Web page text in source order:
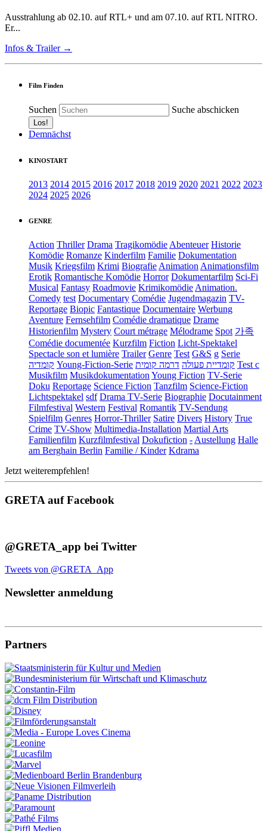
Ausstrahlung ab 02.10. auf RTL+ und am 07.10. auf RTL NITRO.
Er...
Infos & Trailer →
Film Finden
Suchen Suche abschicken
Demnächst
KINOSTART
2013 2014 2015 2016 2017 2018 2019 2020 2021 2022 2023
2024 2025 2026
GENRE
Action Thriller Drama TragikomödieAbenteuer Historie
Komödie Romanze Kinderfilm Familie Dokumentation
Musik Kriegsfilm Krimi BiografieAnimationAnimationsfilm
Erotik Romantische Komödie Horror Dokumentarfilm Sci-Fi
Musical Fantasy Roadmovie KrimikomödieAnimation.
Comedy test Documentary Comédie Jugendmagazin TV-
Reportage Biopic Fantastique Documentaire Werbung
Aventure Fernsehfilm Comédie dramatique Drame
Historienfilm Mystery Court métrage Mélodrame Spot 가족
Comédie documentée Kurzfilm Fiction Licht-Spektakel
Spectacle son et lumière Trailer Genre Test G&S g Serie
קומדיה Young-Fiction-Serie קומדיית פעולה דרמה קומית
Test c
Musikfilm MusikdokumentationYoung Fiction TV-Serie
Doku Reportage Science Fiction Tanzfilm Science-Fiction
Lichtspektakel sdf Drama TV-Serie Biographie Docutainment
Filmfestival Western Festival Romantik TV-Sendung
Spielfilm Genres Horror-Thriller Satire Divers History True
Crime TV-Show Multimedia-Installation Martial Arts
Familienfilm Kurzfilmfestival Dokufiction -Austellung Halle
am Berghain Berlin Familie / Kinder Kdrama
Jetzt weiterempfehlen!
GRETA auf Facebook
@GRETA_app bei Twitter
Tweets von @GRETA_App
Newsletter anmeldung
Partners